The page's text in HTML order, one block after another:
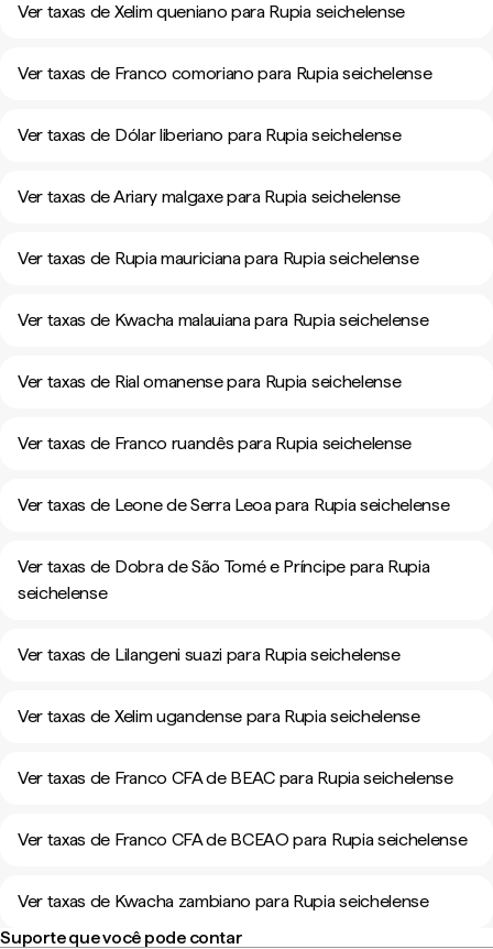
Ver taxas de Xelim queniano para Rupia seichelense
Ver taxas de Franco comoriano para Rupia seichelense
Ver taxas de Dólar liberiano para Rupia seichelense
Ver taxas de Ariary malgaxe para Rupia seichelense
Ver taxas de Rupia mauriciana para Rupia seichelense
Ver taxas de Kwacha malauiana para Rupia seichelense
Ver taxas de Rial omanense para Rupia seichelense
Ver taxas de Franco ruandês para Rupia seichelense
Ver taxas de Leone de Serra Leoa para Rupia seichelense
Ver taxas de Dobra de São Tomé e Príncipe para Rupia
seichelense
Ver taxas de Lilangeni suazi para Rupia seichelense
Ver taxas de Xelim ugandense para Rupia seichelense
Ver taxas de Franco CFA de BEAC para Rupia seichelense
Ver taxas de Franco CFA de BCEAO para Rupia seichelense
Ver taxas de Kwacha zambiano para Rupia seichelense
Suporte que você pode contar